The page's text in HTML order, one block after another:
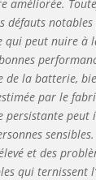
✓
améliorée.
défauts
qui peut nuire à
de la batterie,
par le
persistante peut
et des
qui ternissent